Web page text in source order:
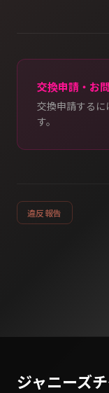
交換申請・お
交換申請するに
す。
違反報告
ジャニーズ